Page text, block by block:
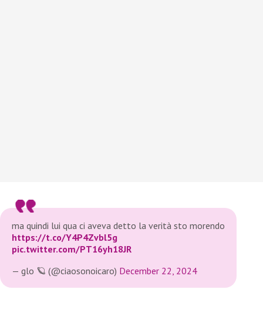
ma quindi lui qua ci aveva detto la verità sto morendo
https://t.co/Y4P4Zvbl5g
pic.twitter.com/PT16yh18JR
— glo 🪐 (@ciaosonoicaro) December 22, 2024